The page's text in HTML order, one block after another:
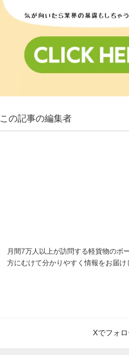
この記事の編集者
月間7万人以上が訪問する軽貨物のポ
方にむけて分かりやすく情報をお届け
Xでフォロ